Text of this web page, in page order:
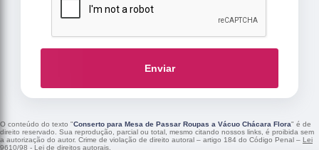
Enviar
O conteúdo do texto "Conserto para Mesa de Passar Roupas a Vácuo Chácara Flora" é de
direito reservado. Sua reprodução, parcial ou total, mesmo citando nossos links, é proibida sem
a autorização do autor. Crime de violação de direito autoral – artigo 184 do Código Penal – Lei
9610/98 - Lei de direitos autorais